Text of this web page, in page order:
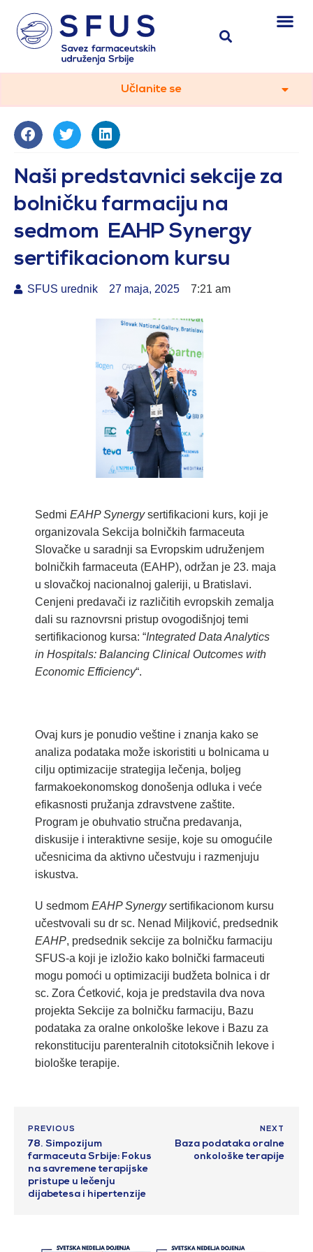
Učlanite se
Naši predstavnici sekcije za
bolničku farmaciju na
sedmom EAHP Synergy
sertifikacionom kursu
SFUS urednik 27 maja, 2025 7:21 am
Sedmi EAHP Synergysertifikacioni kurs, koji je
organizovala Sekcija bolničkih farmaceuta
Slovačke u saradnji sa Evropskim udruženjem
bolničkih farmaceuta (EAHP), održan je 23. maja
u slovačkoj nacionalnoj galeriji, u Bratislavi.
Cenjeni predavači iz različitih evropskih zemalja
dali su raznovrsni pristup ovogodišnjoj temi
sertifikacionog kursa: “Integrated Data Analytics
in Hospitals: Balancing Clinical Outcomes with
Economic Efficiency“.
Ovaj kurs je ponudio veštine i znanja kako se
analiza podataka može iskoristiti u bolnicama u
cilju optimizacije strategija lečenja, boljeg
farmakoekonomskog donošenja odluka i veće
efikasnosti pružanja zdravstvene zaštite.
Program je obuhvatio stručna predavanja,
diskusije i interaktivne sesije, koje su omogućile
učesnicima da aktivno učestvuju i razmenjuju
iskustva.
U sedmom EAHP Synergysertifikacionom kursu
učestvovali su dr sc. Nenad Miljković, predsednik
EAHP, predsednik sekcije za bolničku farmaciju
SFUS-a koji je izložio kako bolnički farmaceuti
mogu pomoći u optimizaciji budžeta bolnica i dr
sc. Zora Ćetković, koja je predstavila dva nova
projekta Sekcije za bolničku farmaciju, Bazu
podataka za oralne onkološke lekove i Bazu za
rekonstituciju parenteralnih citotoksičnih lekove i
biološke terapije.
PREVIOUS
78. Simpozijum
farmaceuta Srbije: Fokus
na savremene terapijske
pristupe u lečenju
dijabetesa i hipertenzije
NEXT
Baza podataka oralne
onkološke terapije